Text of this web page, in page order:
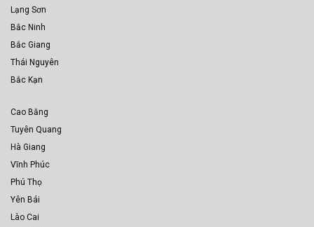
Lạng Sơn
Bắc Ninh
Bắc Giang
Thái Nguyên
Bắc Kạn
Cao Bằng
Tuyên Quang
Hà Giang
Vĩnh Phúc
Phú Thọ
Yên Bái
Lào Cai